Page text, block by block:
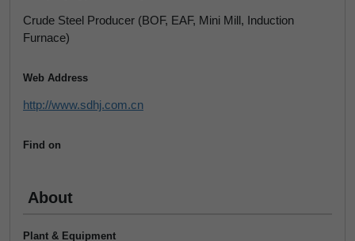
Crude Steel Producer (BOF, EAF, Mini Mill, Induction
Furnace)
Web Address
http://www.sdhj.com.cn
Find on
About
Plant & Equipment